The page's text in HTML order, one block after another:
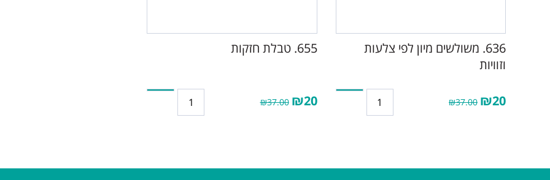
636. משולשים מיון לפי צלעות
וזוויות
₪20
₪37.00
655. טבלת חזקות
₪20
₪37.00